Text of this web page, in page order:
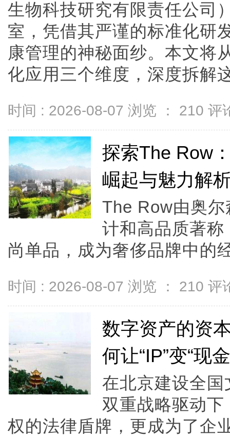
生物科技研究有限责任公司
室，凭借其严谨的标准化研
康管理的神秘面纱。本文将
化应用三个维度，深度拆解
时间 : 2026-08-07 浏览 ： 210 评
探索The Row
崛起与魅力解
The Row由奥
计和高品质著
尚单品，成为奢侈品牌中的
时间 : 2026-08-07 浏览 ： 210 评
数字资产的资
何让“IP”变“现
在北京建设全
双重战略驱动
权的法律盾牌，更成为了企